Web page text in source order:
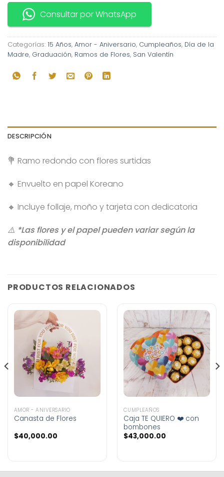
Consultar por WhatsApp
Categorías: 15 Años, Amor - Aniversario, Cumpleaños, Día de la
Madre, Graduación, Ramos de Flores, San Valentín
DESCRIPCIÓN
💐 Ramo redondo con flores surtidas
🔸 Envuelto en papel Koreano
🔸 Incluye follaje, moño y tarjeta con dedicatoria
⚠️ *Las flores y el papel pueden variar según la
disponibilidad
PRODUCTOS RELACIONADOS
AMOR - ANIVERSARIO
Canasta de Flores
$40,000.00
CUMPLEAÑOS
Caja TE QUIERO ❤️ con
bombones
$43,000.00